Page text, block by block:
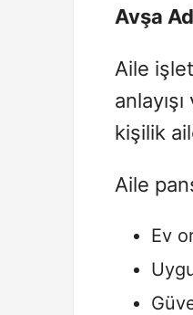
Avşa
Aile
kişilik
Aile
Ev